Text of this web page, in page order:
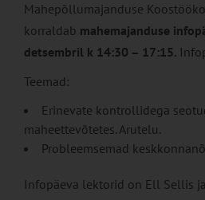
Mahepõllumajanduse
korraldab mahemajanduse
detsembril k 14:30 – 17:15.
Teemad:
Erinevate kontrollidega
maheettevõtetes. Arutelu.
Probleemsemad
Infopäeva lektorid on Ell Sellis